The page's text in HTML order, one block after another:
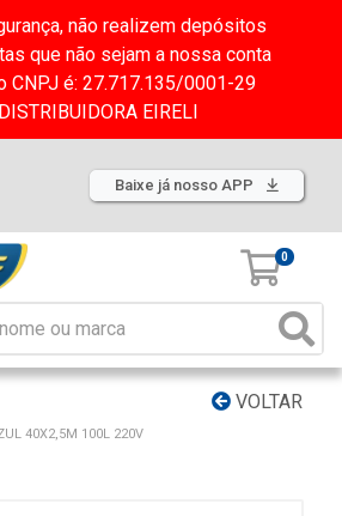
não realizem depósitos
que não sejam a nossa conta
CNPJ é: 27.717.135/0001-29
EIRELI
Baixe já nosso APP
0
VOLTAR
40X2,5M 100L 220V